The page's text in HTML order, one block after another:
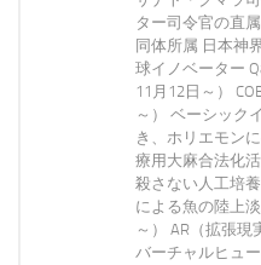
ター司令官の直
同体所属 日本神
球イノベーター
11月12日～）
～） ベーシック
き、ホリエモン
療用大麻合法化
殺さない人工培
による魚の陸上
～） AR（拡張現
バーチャルヒュ